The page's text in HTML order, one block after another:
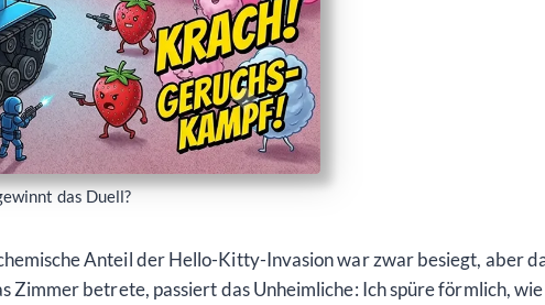
das Duell?
Anteil der Hello-Kitty-Invasion war zwar besiegt, aber
Zimmer betrete, passiert das Unheimliche: Ich spüre förmlich,